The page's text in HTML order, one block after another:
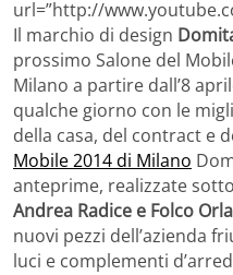
url=”http://
Il marchio di design
prossimo Salone del
Milano a partire dall’8
qualche giorno con le
della casa, del contract e
Mobile 2014 di Milano
anteprime, realizzate
Andrea Radice e Folco
nuovi pezzi dell’azienda
luci e complementi